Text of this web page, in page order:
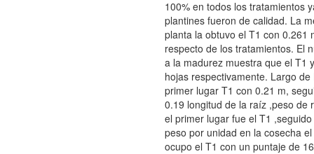
100% en todos los tratamientos
plantines fueron de calidad. La
planta la obtuvo el T1 con 0.261
respecto de los tratamientos. El
a la madurez muestra que el T1
hojas respectivamente. Largo
primer lugar T1 con 0.21 m,
0.19 longitud de la raíz ,peso de
el primer lugar fue el T1
peso por unidad en la cosecha
ocupo el T1 con un puntaje de